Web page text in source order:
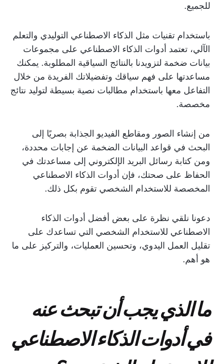
للجميع.
باستخدام تقنيات مثل الذكاء الاصطناعي التوليدي والتعلم
الآلي، تعتمد أدوات الذكاء الاصطناعي على مجموعات
بيانات ضخمة لتزويدنا بالنتائج السياقية المطلوبة. يمكنك
مساعدتها على فهم سياقك وتفضيلاتك الفريدة من خلال
التفاعل معها باستخدام مطالبات نصية بسيطة لتوليد نتائج
مخصصة.
من إنشاء الصور ومقاطع الفيديو الجذابة بصريًا إلى
البحث في قواعد البيانات الضخمة عن إجابات محددة،
ومن كتابة رسائل البريد الإلكتروني إلى مساعدتك في
الحفاظ على صحتك، فإن أدوات الذكاء الاصطناعي
المخصصة للاستخدام الشخصي تقوم بكل ذلك.
دعونا نلقي نظرة على بعض أفضل أدوات الذكاء
الاصطناعي للاستخدام الشخصي التي تساعدك على
تقليل العمل اليدوي، وتحسين العمليات، والتركيز على ما
هو أهم.
ما الذي يجب أن تبحث عنه
في أدوات الذكاء الاصطناعي